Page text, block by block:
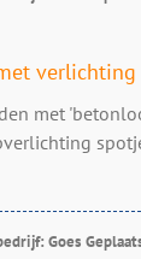
verlichting
met
Goes